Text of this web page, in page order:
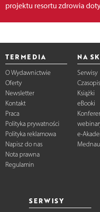
projektu resortu zdrowia
TERMEDIA
O Wydawnictwie
Oferty
Newsletter
Kontakt
Praca
Polityka prywatności
Polityka reklamowa
Napisz do nas
Nota prawna
Regulamin
NA
Serwisy
Książki
eBooki
e-
SERWISY